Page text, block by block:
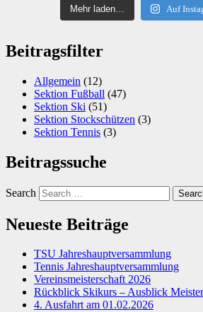
Mehr laden… Auf
Beitragsfilter
Allgemein (12)
Sektion Fußball (47)
Sektion Ski (51)
Sektion Stockschützen (3)
Sektion Tennis (3)
Beitragssuche
Search
Neueste Beiträge
TSU Jahreshauptversammlung
Tennis Jahreshauptversammlung
Vereinsmeisterschaft 2026
Rückblick Skikurs – Ausblick
4. Ausfahrt am 01.02.2026